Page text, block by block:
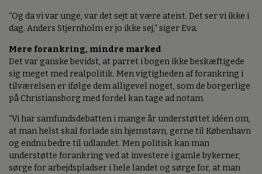
“Og da vi var unge, var det sejt at være ateist. Det ser vi ikke i
dag. Anders Stjernholm er jo ikke sej,“ siger Eva.
Mere forankring, mindre marked
Det var ganske bevidst, at parret i bogen ikke beskæftigede
sig meget med realpolitik. Men vigtigheden af forankring i
tilværelsen er ifølge dem alligevel noget, som de borgerlige
på Christiansborg med fordel kan tage ad notam.
“Vi har samfundsdebatten i mange år understøttet idéen om,
at man helst skal forlade sin hjemstavn, gerne til København
og endnu bedre til udlandet. Men politisk kan man
understøtte forankring ved at investere i gamle bykerner,
sørge for arbejdspladser i hele landet og sørge for, at man